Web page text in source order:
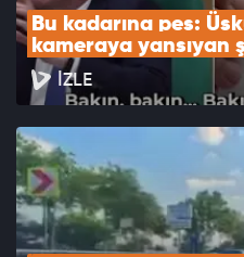
Bu kadarına pes:
kameraya yansıyan
İZLE